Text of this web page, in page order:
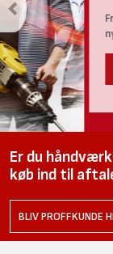
Fremover
nyhedsbrev, så går
TILMELD DIG HER
Er du
køb ind til
BLIV PROFFKUNDE